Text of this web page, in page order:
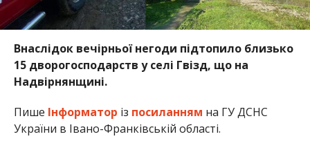
Внаслідок вечірньої негоди підтопило близько
15 дворогосподарств у селі Гвізд, що на
Надвірнянщині.
Пише Інформатор із посиланням на ГУ ДСНС
України в Івано-Франківській області.